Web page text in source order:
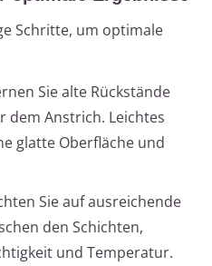
Schritte, um optimale
Sie alte Rückstände
dem Anstrich. Leichtes
glatte Oberfläche und
Sie auf ausreichende
den Schichten,
und Temperatur.